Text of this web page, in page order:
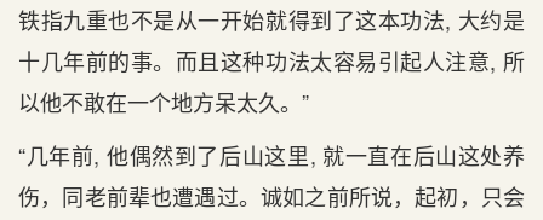
铁指九重也不是从一开始就得到了这本功法, 大约是
十几年前的事。而且这种功法太容易引起人注意, 所
以他不敢在一个地方呆太久。”
“几年前, 他偶然到了后山这里, 就一直在后山这处养
伤，同老前辈也遭遇过。诚如之前所说，起初，只会